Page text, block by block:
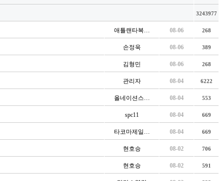
3243977
애틀랜타복… 08-06 268
손정욱 08-06 389
김형민 08-06 268
관리자 08-04 6222
올네이션스… 08-04 553
spc11 08-04 669
타코마제일… 08-04 669
현호승 08-02 706
현호승 08-02 591